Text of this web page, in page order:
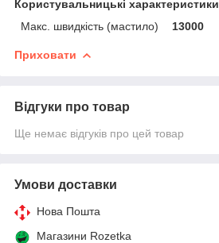
Користувальницькі характеристики
Макс. швидкість (мастило)
13000
Приховати
Відгуки про товар
Ще немає відгуків про цей товар
Умови доставки
Нова Пошта
Магазини Rozetka